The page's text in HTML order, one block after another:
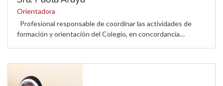
Orientadora
Profesional responsable de coordinar las actividades de
formación y orientación del Colegio, en concordancia…